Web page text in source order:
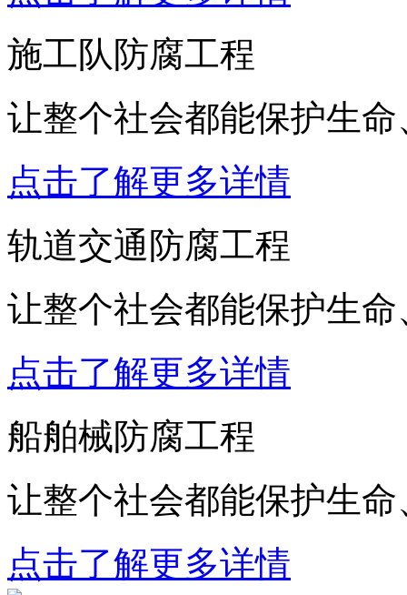
施工队防腐工程
让整个社会都能保护生
点击了解更多详情
轨道交通防腐工程
让整个社会都能保护生
点击了解更多详情
船舶械防腐工程
让整个社会都能保护生
点击了解更多详情